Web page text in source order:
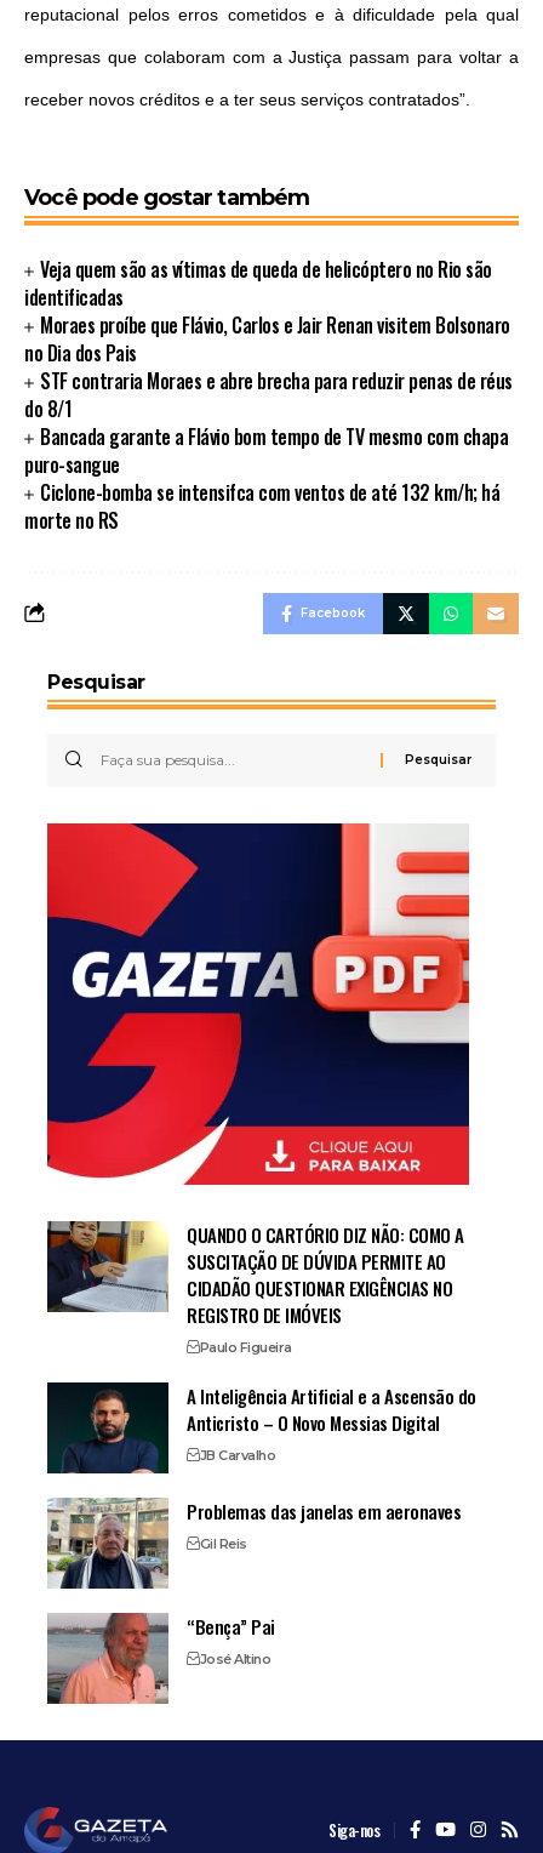
reputacional pelos erros cometidos e à dificuldade pela qual
empresas que colaboram com a Justiça passam para voltar a
receber novos créditos e a ter seus serviços contratados”.
Você pode gostar também
Veja quem são as vítimas de queda de helicóptero no Rio são
identificadas
Moraes proíbe que Flávio, Carlos e Jair Renan visitem Bolsonaro
no Dia dos Pais
STF contraria Moraes e abre brecha para reduzir penas de réus
do 8/1
Bancada garante a Flávio bom tempo de TV mesmo com chapa
puro-sangue
Ciclone-bomba se intensifca com ventos de até 132 km/h; há
morte no RS
Facebook
Pesquisar
QUANDO O CARTÓRIO DIZ NÃO: COMO A
SUSCITAÇÃO DE DÚVIDA PERMITE AO
CIDADÃO QUESTIONAR EXIGÊNCIAS NO
REGISTRO DE IMÓVEIS
Paulo Figueira
A Inteligência Artificial e a Ascensão do
Anticristo – O Novo Messias Digital
JB Carvalho
Problemas das janelas em aeronaves
Gil Reis
“Bença” Pai
José Altino
Siga-nos